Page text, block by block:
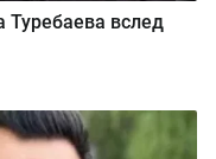
вслед